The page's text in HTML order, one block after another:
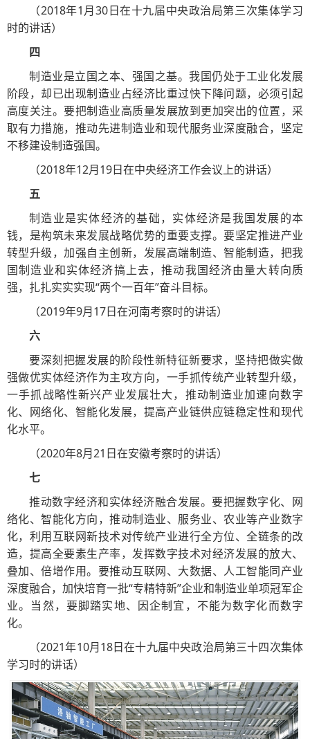
（2018年1月30日在十九届中央政治局第三次集体学习
时的讲话）
四
制造业是立国之本、强国之基。我国仍处于工业化发展
阶段，却已出现制造业占经济比重过快下降问题，必须引起
高度关注。要把制造业高质量发展放到更加突出的位置，采
取有力措施，推动先进制造业和现代服务业深度融合，坚定
不移建设制造强国。
（2018年12月19日在中央经济工作会议上的讲话）
五
制造业是实体经济的基础，实体经济是我国发展的本
钱，是构筑未来发展战略优势的重要支撑。要坚定推进产业
转型升级，加强自主创新，发展高端制造、智能制造，把我
国制造业和实体经济搞上去，推动我国经济由量大转向质
强，扎扎实实实现“两个一百年”奋斗目标。
（2019年9月17日在河南考察时的讲话）
六
要深刻把握发展的阶段性新特征新要求，坚持把做实做
强做优实体经济作为主攻方向，一手抓传统产业转型升级，
一手抓战略性新兴产业发展壮大，推动制造业加速向数字
化、网络化、智能化发展，提高产业链供应链稳定性和现代
化水平。
（2020年8月21日在安徽考察时的讲话）
七
推动数字经济和实体经济融合发展。要把握数字化、网
络化、智能化方向，推动制造业、服务业、农业等产业数字
化，利用互联网新技术对传统产业进行全方位、全链条的改
造，提高全要素生产率，发挥数字技术对经济发展的放大、
叠加、倍增作用。要推动互联网、大数据、人工智能同产业
深度融合，加快培育一批“专精特新”企业和制造业单项冠军企
业。当然，要脚踏实地、因企制宜，不能为数字化而数字
化。
（2021年10月18日在十九届中央政治局第三十四次集体
学习时的讲话）